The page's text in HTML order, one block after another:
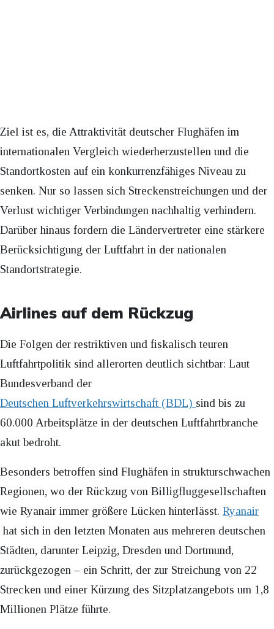
Ziel ist es, die Attraktivität deutscher Flughäfen im
internationalen Vergleich wiederherzustellen und die
Standortkosten auf ein konkurrenzfähiges Niveau zu
senken. Nur so lassen sich Streckenstreichungen und der
Verlust wichtiger Verbindungen nachhaltig verhindern.
Darüber hinaus fordern die Ländervertreter eine stärkere
Berücksichtigung der Luftfahrt in der nationalen
Standortstrategie.
Airlines auf dem Rückzug
Die Folgen der restriktiven und fiskalisch teuren
Luftfahrtpolitik sind allerorten deutlich sichtbar: Laut
Bundesverband der
Deutschen Luftverkehrswirtschaft (BDL) sind bis zu
60.000 Arbeitsplätze in der deutschen Luftfahrtbranche
akut bedroht.
Besonders betroffen sind Flughäfen in strukturschwachen
Regionen, wo der Rückzug von Billigfluggesellschaften
wie Ryanair immer größere Lücken hinterlässt. Ryanair
hat sich in den letzten Monaten aus mehreren deutschen
Städten, darunter Leipzig, Dresden und Dortmund,
zurückgezogen – ein Schritt, der zur Streichung von 22
Strecken und einer Kürzung des Sitzplatzangebots um 1,8
Millionen Plätze führte.